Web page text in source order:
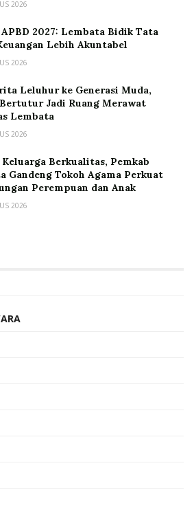
2026
2027: Lembata Bidik Tata
Lebih Akuntabel
2026
Leluhur ke Generasi Muda,
Jadi Ruang Merawat
Lembata
2026
Keluarga Berkualitas, Pemkab
Gandeng Tokoh Agama Perkuat
Perempuan dan Anak
2026